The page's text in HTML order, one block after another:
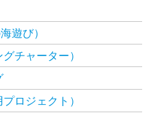
遊び）
チャーター）
ロジェクト）